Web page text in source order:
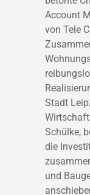
Account
von Tele
Stadt
Schülke,
die
und